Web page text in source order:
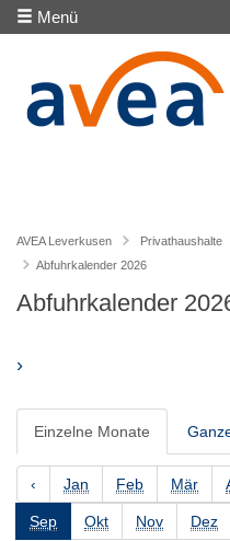
Menü
AVEA Leverkusen Privathaushalte
Abfuhrkalender 2026
Abfuhrkalender
›
Einzelne Monate
‹ Jan Feb Mär
Sep Okt Nov Dez